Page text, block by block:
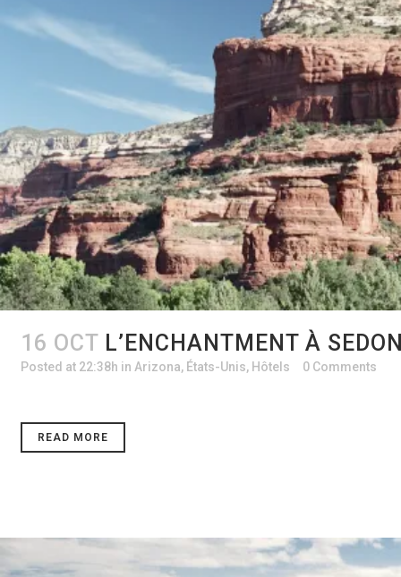
16 OCT L’ENCHANTMENT À
Posted at 22:38h in Arizona, États-Unis, Hôtels 0 Comments
READ MORE